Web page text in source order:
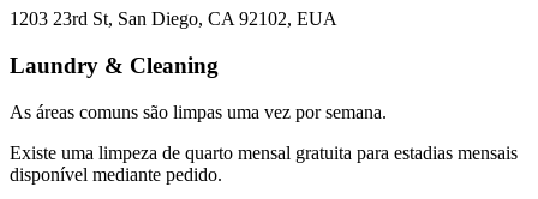
1203 23rd St, San Diego, CA 92102, EUA
Laundry & Cleaning
As áreas comuns são limpas uma vez por semana.
Existe uma limpeza de quarto mensal gratuita para estadias mensais
disponível mediante pedido.